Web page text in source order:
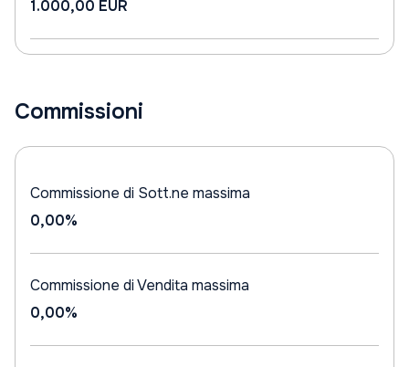
1.000,00 EUR
Commissioni
Commissione di Sott.ne massima
0,00%
Commissione di Vendita massima
0,00%